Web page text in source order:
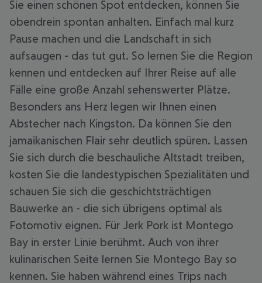
Sie einen schönen Spot entdecken, können Sie
obendrein spontan anhalten. Einfach mal kurz
Pause machen und die Landschaft in sich
aufsaugen - das tut gut. So lernen Sie die Region
kennen und entdecken auf Ihrer Reise auf alle
Fälle eine große Anzahl sehenswerter Plätze.
Besonders ans Herz legen wir Ihnen einen
Abstecher nach Kingston. Da können Sie den
jamaikanischen Flair sehr deutlich spüren. Lassen
Sie sich durch die beschauliche Altstadt treiben,
kosten Sie die landestypischen Spezialitäten und
schauen Sie sich die geschichtsträchtigen
Bauwerke an - die sich übrigens optimal als
Fotomotiv eignen. Für Jerk Pork ist Montego
Bay in erster Linie berühmt. Auch von ihrer
kulinarischen Seite lernen Sie Montego Bay so
kennen. Sie haben während eines Trips nach